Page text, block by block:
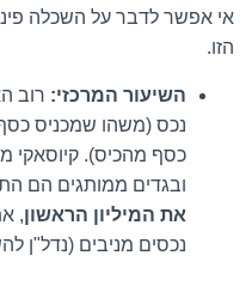
אי אפשר לדבר על השכלה
הזו.
השיעור המרכזי: רוב
נכס (משהו שמכניס
כסף מהכיס). קיוסאקי
ובגדים ממותגים הם
את המיליון הראשון,
נכסים מניבים (נדל"ן